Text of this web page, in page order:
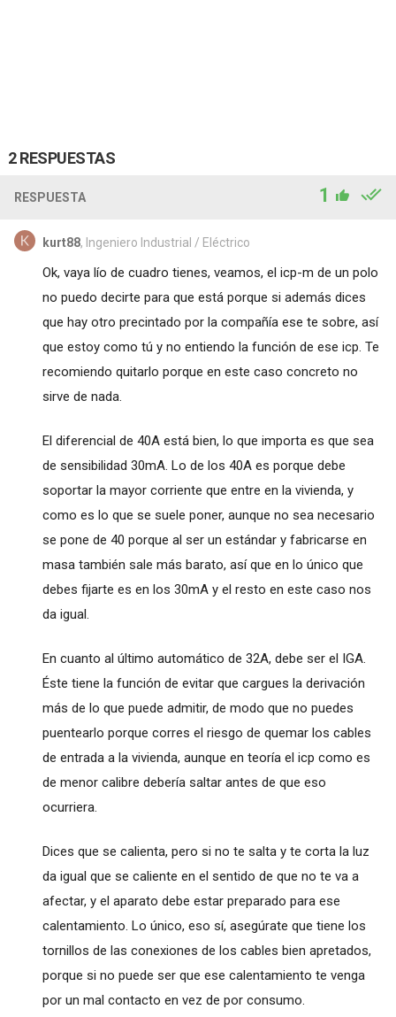
2 RESPUESTAS
RESPUESTA 1
kurt88, Ingeniero Industrial / Eléctrico
Ok, vaya lío de cuadro tienes, veamos, el icp-m de un polo
no puedo decirte para que está porque si además dices
que hay otro precintado por la compañía ese te sobre, así
que estoy como tú y no entiendo la función de ese icp. Te
recomiendo quitarlo porque en este caso concreto no
sirve de nada.
El diferencial de 40A está bien, lo que importa es que sea
de sensibilidad 30mA. Lo de los 40A es porque debe
soportar la mayor corriente que entre en la vivienda, y
como es lo que se suele poner, aunque no sea necesario
se pone de 40 porque al ser un estándar y fabricarse en
masa también sale más barato, así que en lo único que
debes fijarte es en los 30mA y el resto en este caso nos
da igual.
En cuanto al último automático de 32A, debe ser el IGA.
Éste tiene la función de evitar que cargues la derivación
más de lo que puede admitir, de modo que no puedes
puentearlo porque corres el riesgo de quemar los cables
de entrada a la vivienda, aunque en teoría el icp como es
de menor calibre debería saltar antes de que eso
ocurriera.
Dices que se calienta, pero si no te salta y te corta la luz
da igual que se caliente en el sentido de que no te va a
afectar, y el aparato debe estar preparado para ese
calentamiento. Lo único, eso sí, asegúrate que tiene los
tornillos de las conexiones de los cables bien apretados,
porque si no puede ser que ese calentamiento te venga
por un mal contacto en vez de por consumo.